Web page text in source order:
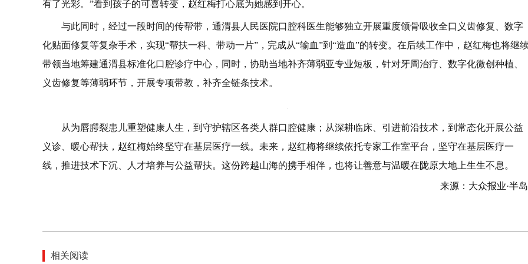
有了光彩。”看到孩子的可喜转变，赵红梅打心底为她感到开心。
与此同时，经过一段时间的传帮带，通渭县人民医院口腔科医生能够独立开展重度颌骨吸收全口义齿修复、数字
化贴面修复等复杂手术，实现“帮扶一科、带动一片”，完成从“输血”到“造血”的转变。在后续工作中，赵红梅也将继
带领当地筹建通渭县标准化口腔诊疗中心，同时，协助当地补齐薄弱亚专业短板，针对牙周治疗、数字化微创种植、
义齿修复等薄弱环节，开展专项带教，补齐全链条技术。
从为唇腭裂患儿重塑健康人生，到守护辖区各类人群口腔健康；从深耕临床、引进前沿技术，到常态化开展公益
义诊、暖心帮扶，赵红梅始终坚守在基层医疗一线。未来，赵红梅将继续依托专家工作室平台，坚守在基层医疗一
线，推进技术下沉、人才培养与公益帮扶。这份跨越山海的携手相伴，也将让善意与温暖在陇原大地上生生不息。
来源：大众报业·半
相关阅读